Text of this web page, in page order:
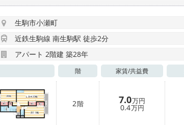
生駒市小瀬町
近鉄生駒線 南生駒駅 徒歩2分
アパート 2階建 築28年
階 家賃/共益費
2階 7.0万円
0.4万円